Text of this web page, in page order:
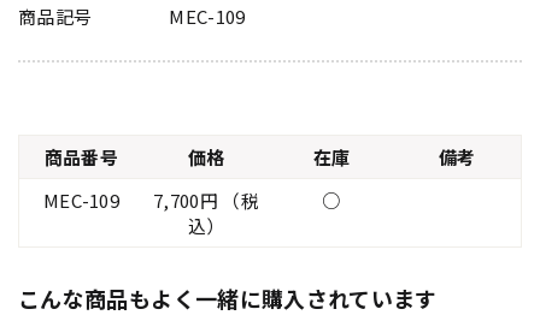
商品記号 MEC-109
商品番号 価格 在庫
備考
MEC-109
7,700円 （税
込）
○
こんな商品もよく一緒に購入されています